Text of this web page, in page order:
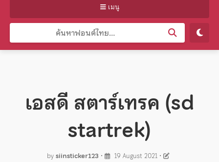
เมนู
เอสดี สตาร์เทรค (sd
startrek)
bysiinsticker123 • 19 August 2021 •